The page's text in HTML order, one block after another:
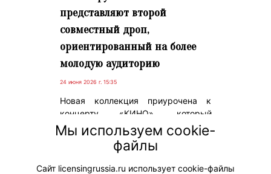
представляют второй
совместный дроп,
ориентированный на более
молодую аудиторию
24 июня 2026 г. 15:35
Новая коллекция приурочена к
концерту «КИНО», который
пройдет 21 июня 2026 года в
«Лужниках», и продолжает
историю первого успешного релиза
DUB.
Мы используем cookie-
файлы
Сайт licensingrussia.ru использует cookie-файлы